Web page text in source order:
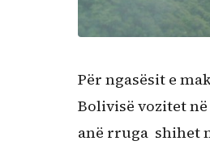
Për ngasësit e
Bolivisë vozitet
anë rruga shihet